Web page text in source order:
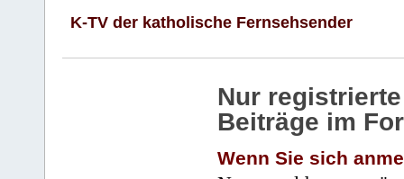
K-TV der katholische Fernsehsender
Nur
Beiträge im
Wenn Sie sich